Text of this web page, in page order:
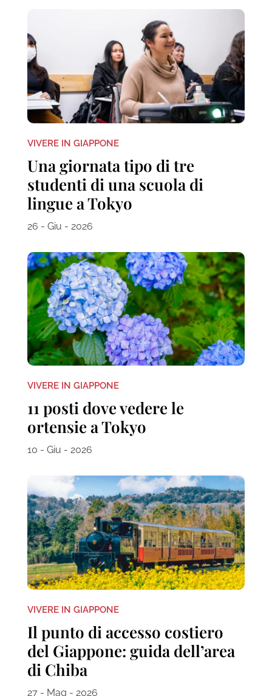
VIVERE IN GIAPPONE
Una giornata tipo di tre
studenti di una scuola di
lingue a Tokyo
26 - Giu - 2026
VIVERE IN GIAPPONE
11 posti dove vedere le
ortensie a Tokyo
10 - Giu - 2026
VIVERE IN GIAPPONE
Il punto di accesso costiero
del Giappone: guida dell’area
di Chiba
27 - Mag - 2026